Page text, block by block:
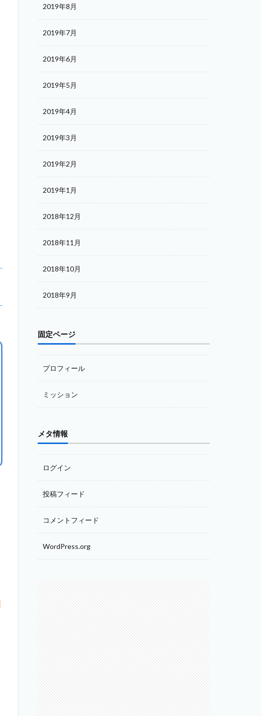
2019年8月
2019年7月
2019年6月
2019年5月
2019年4月
2019年3月
2019年2月
2019年1月
2018年12月
2018年11月
2018年10月
2018年9月
固定ページ
プロフィール
ミッション
メタ情報
ログイン
投稿フィード
コメントフィード
WordPress.org